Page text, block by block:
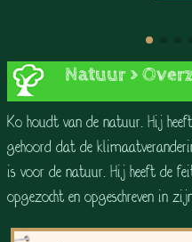
Natuur >
Ko houdt van de natuur. Hij heeft
gehoord dat de
is voor de natuur. Hij heeft de
opgezocht en opgeschreven in